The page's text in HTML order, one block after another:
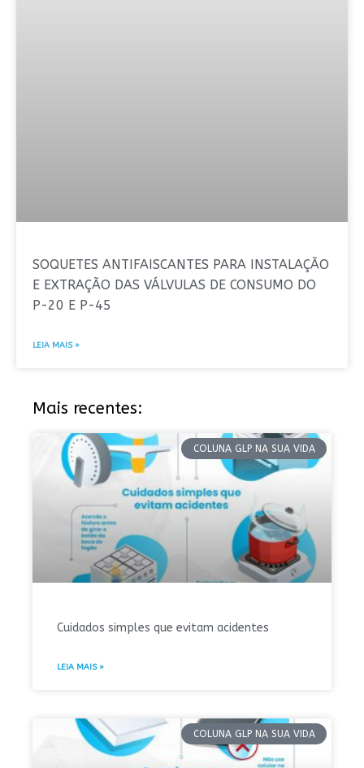
SOQUETES ANTIFAISCANTES PARA INSTALAÇÃO
E EXTRAÇÃO DAS VÁLVULAS DE CONSUMO DO
P-20 E P-45
LEIA MAIS »
Mais recentes:
COLUNA GLP NA SUA VIDA
Cuidados simples que evitam acidentes
LEIA MAIS »
COLUNA GLP NA SUA VIDA